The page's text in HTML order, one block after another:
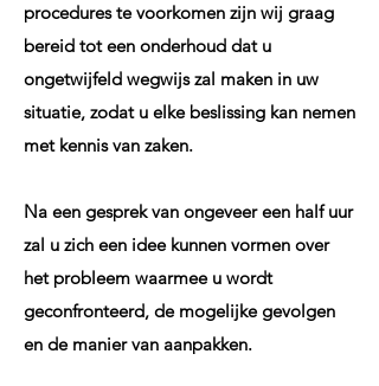
procedures te voorkomen zijn wij graag
bereid tot een onderhoud dat u
ongetwijfeld wegwijs zal maken in uw
situatie, zodat u elke beslissing kan nemen
met kennis van zaken.
Na een gesprek van ongeveer een half uur
zal u zich een idee kunnen vormen over
het probleem waarmee u wordt
geconfronteerd, de mogelijke gevolgen
en de manier van aanpakken.